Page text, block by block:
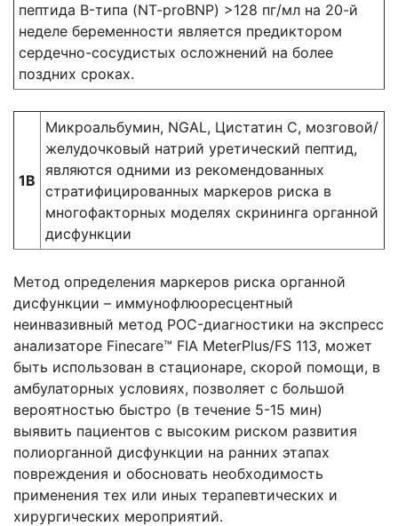
пептида B-типа (NT-proBNP) >128 пг/мл на 20-й
неделе беременности является предиктором
сердечно-сосудистых осложнений на более
поздних сроках.
1В
Микроальбумин, NGAL, Цистатин С, мозговой/
желудочковый натрий уретический пептид,
являются одними из рекомендованных
стратифицированных маркеров риска в
многофакторных моделях скрининга органной
дисфункции
Метод определения маркеров риска органной
дисфункции – иммунофлюоресцентный
неинвазивный метод POC-диагностики на экспресс
анализаторе Finecare™ FIA MeterPlus/FS 113, может
быть использован в стационаре, скорой помощи, в
амбулаторных условиях, позволяет с большой
вероятностью быстро (в течение 5-15 мин)
выявить пациентов с высоким риском развития
полиорганной дисфункции на ранних этапах
повреждения и обосновать необходимость
применения тех или иных терапевтических и
хирургических мероприятий.